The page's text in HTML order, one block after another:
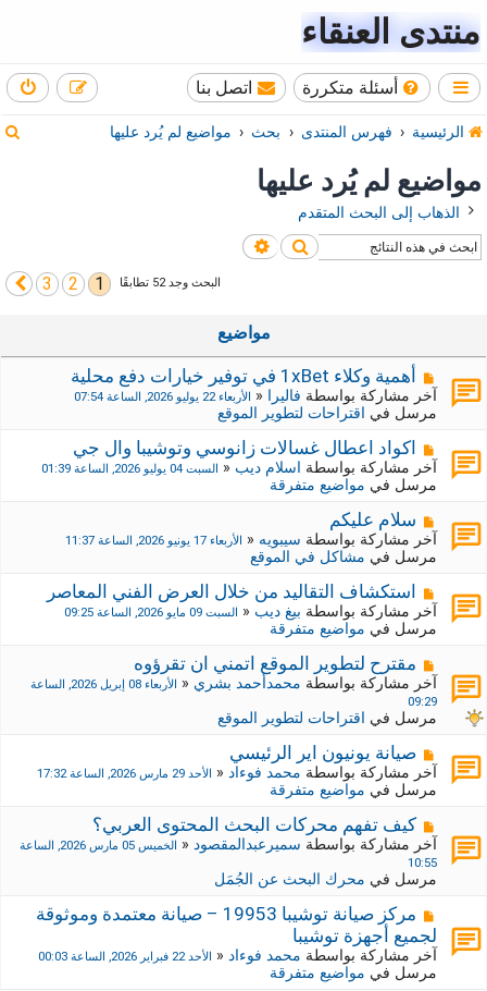
منتدى العنقاء
أسئلة متكررة اتصل بنا
الرئيسية فهرس المنتدى بحث مواضيع لم يُرد عليها
ب
مواضيع لم يُرد عليها
الذهاب إلى البحث المتقدم
بحث بحث متقدم
البحث وجد 52 تطابقًا 1
2
3التالي
مواضيع
م
ش
ر
ك
ة
ج
د
د
ة
أهمية وكلاء 1xBet في توفير خيارات دفع محلية
آخر مشاركة بواسطة فاليرا « الأربعاء 22 يوليو 2026, الساعة 07:54
مرسل في اقتراحات لتطوير الموقع
م
ش
ر
ك
ة
ج
د
د
ة
اكواد اعطال غسالات زانوسي وتوشيبا وال جي
آخر مشاركة بواسطة اسلام ديب« السبت 04 يوليو 2026, الساعة 01:39
مرسل في مواضيع متفرقة
م
ش
ر
ك
ة
ج
د
د
ة
سلام عليكم
آخر مشاركة بواسطة سيبويه« الأربعاء 17 يونيو 2026, الساعة 11:37
مرسل في مشاكل في الموقع
م
ش
ر
ك
ة
ج
د
ي
ة
استكشاف التقاليد من خلال العرض الفني المعاصر
آخر مشاركة بواسطة بيغ ديب« السبت 09 مايو 2026, الساعة 09:25
مرسل في مواضيع متفرقة
م
ش
ا
ك
ة
ج
د
ي
ة
مقترح لتطوير الموقع اتمني ان تقرؤوه
آخر مشاركة بواسطة محمدأحمد بشري«
الأربعاء 08 إبريل 2026, الساعة
09:29
مرسل في اقتراحات لتطوير الموقع
م
ش
ر
ك
ة
ج
د
ي
ة
صيانة يونيون اير الرئيسي
آخر مشاركة بواسطة محمد فوءاد« الأحد 29 مارس 2026, الساعة 17:32
مرسل في مواضيع متفرقة
م
ش
ا
ك
ة
ج
د
ي
د
كيف تفهم محركات البحث المحتوى العربي؟
آخر مشاركة بواسطة سميرعبدالمقصود«
الخميس 05 مارس 2026, الساعة
10:55
مرسل في محرك البحث عن الجُمَل
م
ش
ا
ر
ك
مركز صيانة توشيبا 19953 – صيانة معتمدة وموثوقة
لجميع أجهزة توشيبا
آخر مشاركة بواسطة محمد فوءاد« الأحد 22 فبراير 2026, الساعة 00:03
مرسل في مواضيع متفرقة